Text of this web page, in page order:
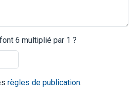
6 multiplié par 1 ?
règles de publication.